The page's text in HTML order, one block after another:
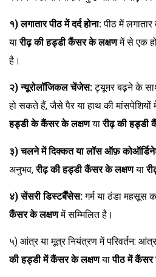
१) लगातार पीठ में दर्द होना:पीठ में
यारीढ़ की हड्डी कैंसर के लक्षणमें से एक हो
है।
२) न्यूरोलॉजिकल चेंजेस:ट्यूमर बढ़ने के
हो सकते हैं, जैसे पैर या हाथ की मांसपेशियों
हड्डी के कैंसर के लक्षणयारीढ़ की हड्डी
३) चलने में दिक्कत या लॉस ऑफ़
अनुभव,रीढ़ की हड्डी कैंसर के लक्षणया
४) सेंसरी डिस्टर्बैंसेस:गर्म या ठंडा महसूस
कैंसर के लक्षणमें सम्मिलित है।
५) आंत्र या मूत्र नियंत्रण में परिवर्तन:
की हड्डी में कैंसर के लक्षणयापीठ में कैंसर